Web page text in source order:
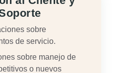
sobre
de servicio.
sobre manejo de
o nuevos